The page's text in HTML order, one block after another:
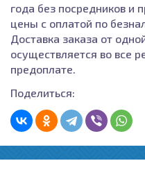
года без посредников и
цены с оплатой по
Доставка заказа от
осуществляется во все
предоплате.
Поделиться: